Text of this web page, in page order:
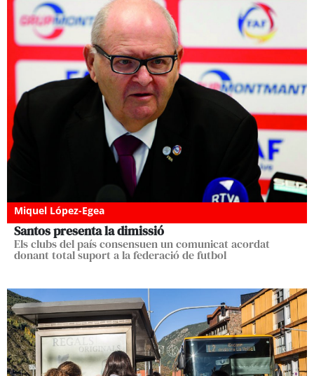
Miquel López-Egea
Santos presenta la dimissió
Els clubs del país consensuen un comunicat acordat
donant total suport a la federació de futbol